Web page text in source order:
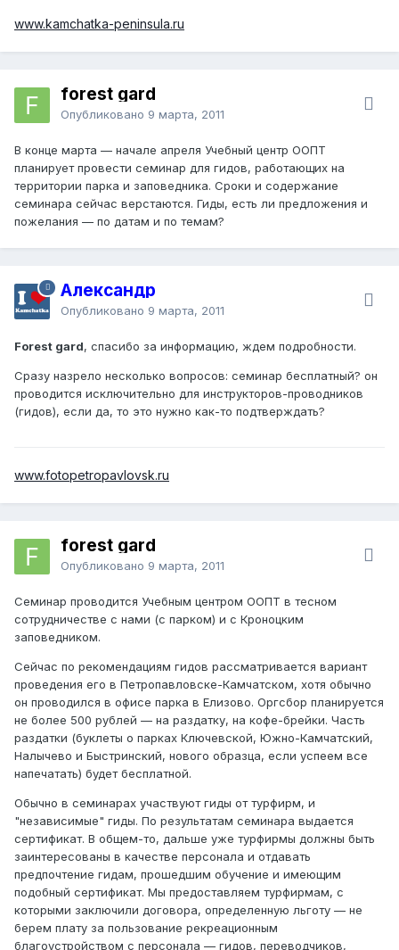
www.kamchatka-peninsula.ru
forest gard
Опубликовано 9 марта, 2011
В конце марта — начале апреля Учебный центр ООПТ
планирует провести семинар для гидов, работающих на
территории парка и заповедника. Сроки и содержание
семинара сейчас верстаются. Гиды, есть ли предложения и
пожелания — по датам и по темам?
Александр
Опубликовано 9 марта, 2011
Forest gard, спасибо за информацию, ждем подробности.
Сразу назрело несколько вопросов: семинар бесплатный? он
проводится исключительно для инструкторов-проводников
(гидов), если да, то это нужно как-то подтверждать?
www.fotopetropavlovsk.ru
forest gard
Опубликовано 9 марта, 2011
Семинар проводится Учебным центром ООПТ в тесном
сотрудничестве с нами (с парком) и с Кроноцким
заповедником.
Сейчас по рекомендациям гидов рассматривается вариант
проведения его в Петропавловске-Камчатском, хотя обычно
он проводился в офисе парка в Елизово. Оргсбор планируется
не более 500 рублей — на раздатку, на кофе-брейки. Часть
раздатки (буклеты о парках Ключевской, Южно-Камчатский,
Налычево и Быстринский, нового образца, если успеем все
напечатать) будет бесплатной.
Обычно в семинарах участвуют гиды от турфирм, и
"независимые" гиды. По результатам семинара выдается
сертификат. В общем-то, дальше уже турфирмы должны быть
заинтересованы в качестве персонала и отдавать
предпочтение гидам, прошедшим обучение и имеющим
подобный сертификат. Мы предоставляем турфирмам, с
которыми заключили договора, определенную льготу — не
берем плату за пользование рекреационным
благоустройством с персонала — гидов, переводчиков,